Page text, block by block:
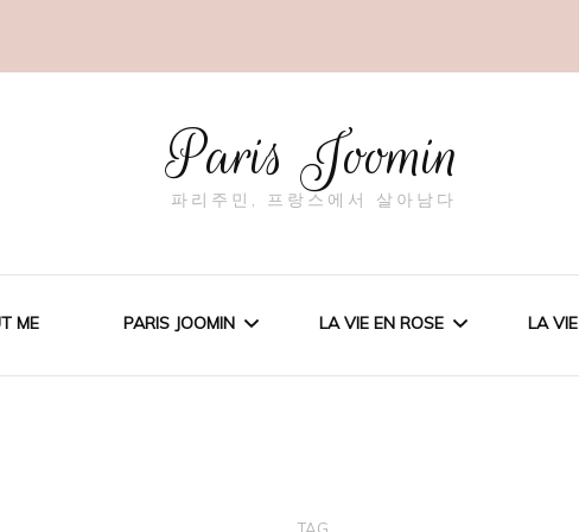
Paris Joomin
파리주민, 프랑스에서 살아남다
ME PARIS JOOMIN LA VIE EN ROSE LA